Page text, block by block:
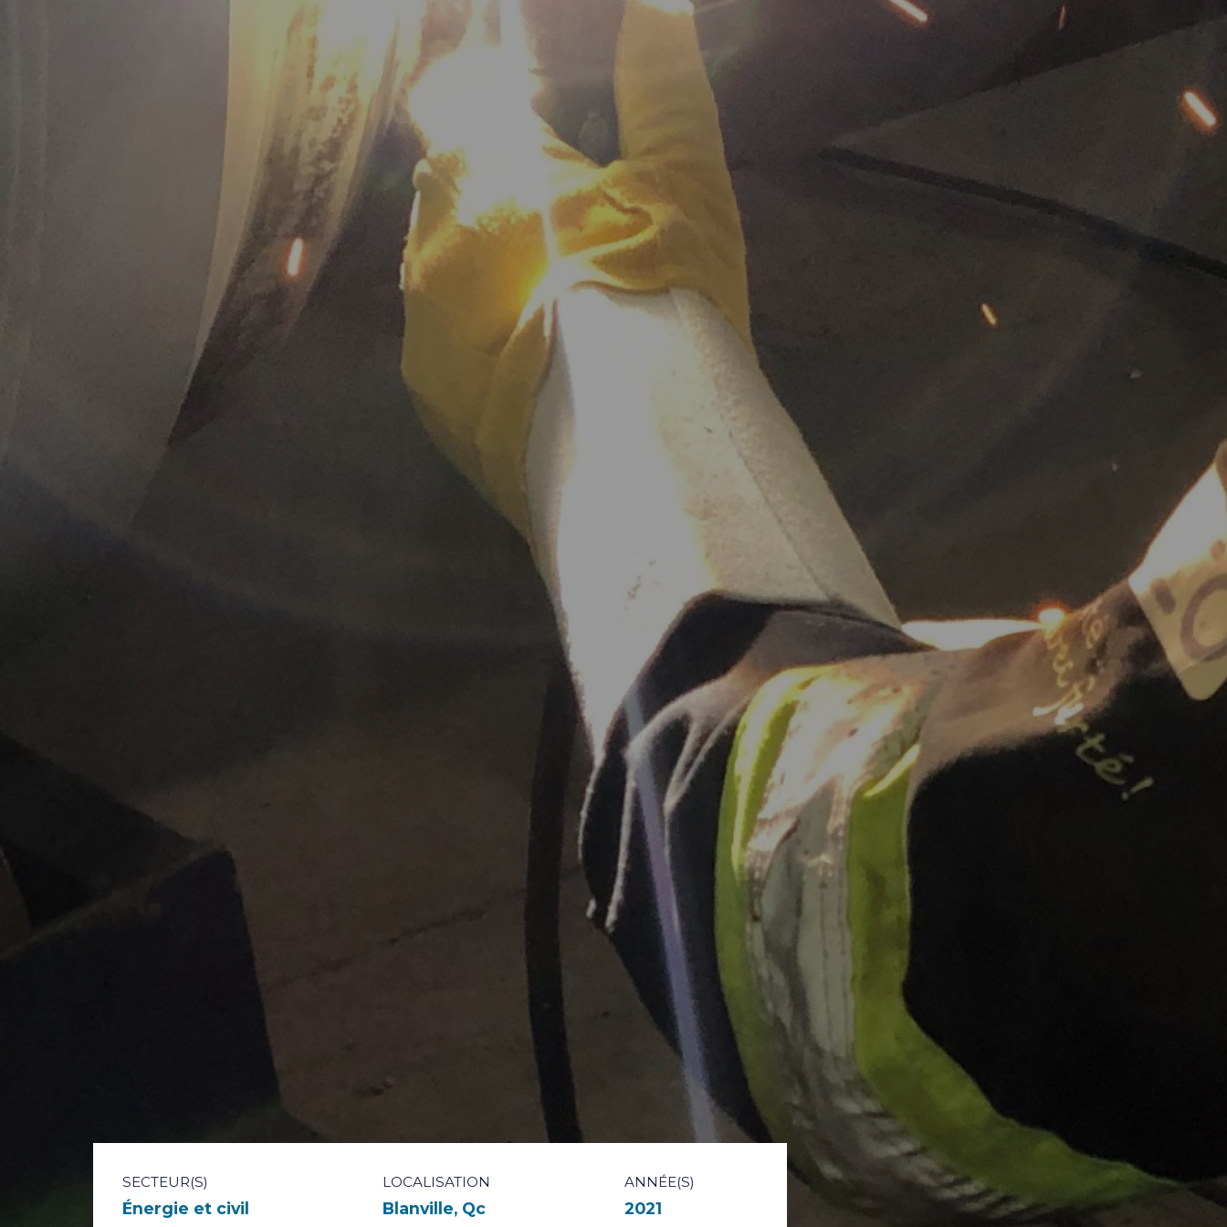
SECTEUR(S)
Énergie et civil
LOCALISATION
Blanville, Qc
ANNÉE(S)
2021